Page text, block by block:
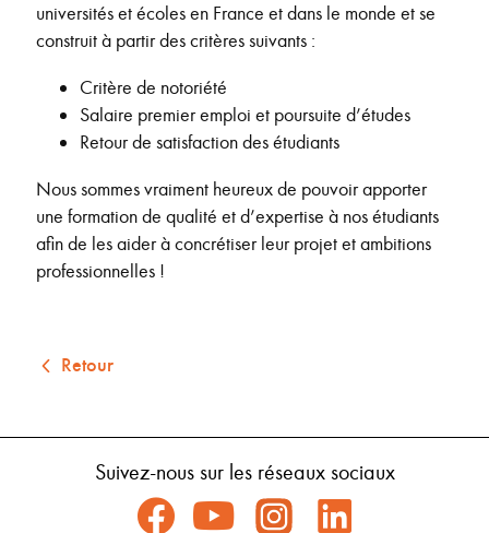
universités et écoles en France et dans le monde et se
construit à partir des critères suivants :
Critère de notoriété
Salaire premier emploi et poursuite d’études
Retour de satisfaction des étudiants
Nous sommes vraiment heureux de pouvoir apporter
une formation de qualité et d’expertise à nos étudiants
afin de les aider à concrétiser leur projet et ambitions
professionnelles !
Retour
Suivez-nous sur les réseaux sociaux